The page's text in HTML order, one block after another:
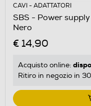
CAVI - ADATTATORI
SBS - Power
Nero
€ 14,90
Acquisto online:
Ritiro in negozio in